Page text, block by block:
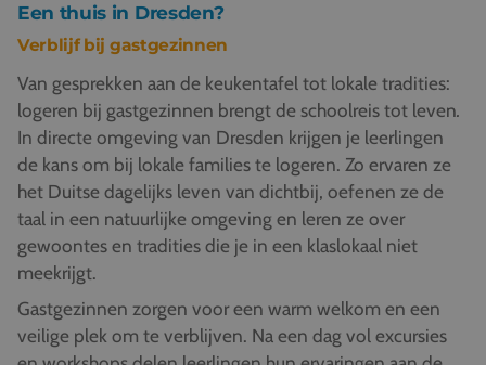
Een thuis in Dresden?
Verblijf bij gastgezinnen
Van gesprekken aan de keukentafel tot lokale tradities:
logeren bij gastgezinnen brengt de schoolreis tot leven.
In directe omgeving van Dresden krijgen je leerlingen
de kans om bij lokale families te logeren. Zo ervaren ze
het Duitse dagelijks leven van dichtbij, oefenen ze de
taal in een natuurlijke omgeving en leren ze over
gewoontes en tradities die je in een klaslokaal niet
meekrijgt.
Gastgezinnen zorgen voor een warm welkom en een
veilige plek om te verblijven. Na een dag vol excursies